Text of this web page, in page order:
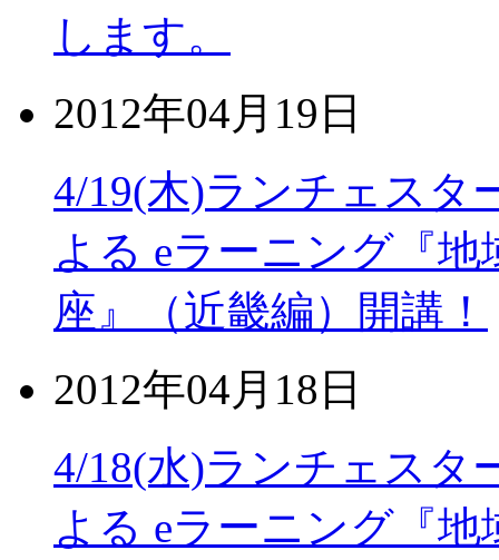
します。
2012年04月19日
4/19(木)ランチェスタ
よる eラーニング『
座』（近畿編）開講！
2012年04月18日
4/18(水)ランチェスタ
よる eラーニング『